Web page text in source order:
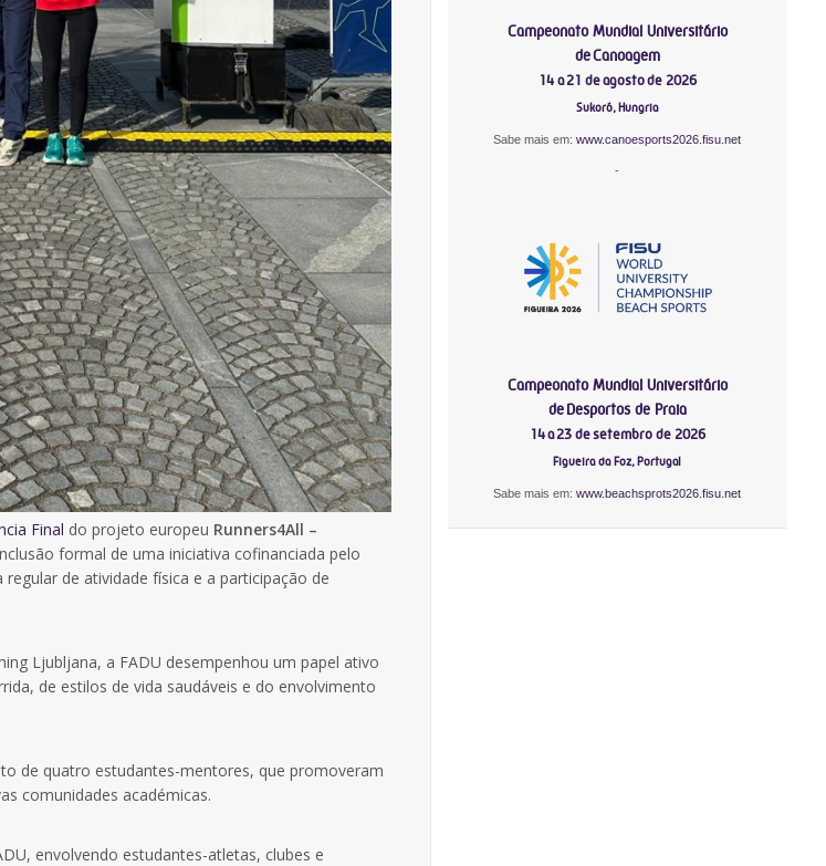
Final do projeto europeu Runners4All –
formal de uma iniciativa cofinanciada pelo
de atividade física e a participação de
Ljubljana, a FADU desempenhou um papel ativo
de estilos de vida saudáveis e do envolvimento
de quatro estudantes-mentores, que promoveram
comunidades académicas.
envolvendo estudantes-atletas, clubes e
Campeonato Mundial Universitário
de Canoagem
14 a 21 de agosto de 2026
Sukoró, Hungria
Sabe mais em:www.canoesports2026.fisu.net
-
Campeonato Mundial Universitário
de Desportos de Praia
14 a 23 de setembro de 2026
Figueira da Foz, Portugal
Sabe mais em:www.beachsprots2026.fisu.net